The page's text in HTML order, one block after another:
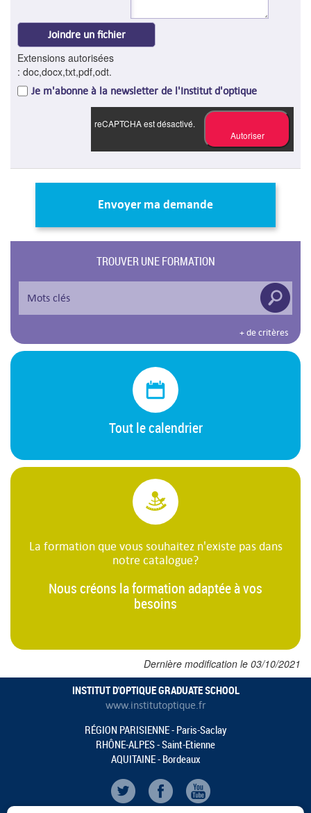
Joindre un fichier
Extensions autorisées
: doc,docx,txt,pdf,odt.
Je m'abonne à la newsletter de l'Institut d'optique
reCAPTCHA est désactivé.
Autoriser
Envoyer ma demande
TROUVER UNE FORMATION
+ de critères
Tout le calendrier
La formation que vous souhaitez n'existe pas dans
notre catalogue?
Nous créons la formation adaptée à vos
besoins
Dernière modification le 03/10/2021
INSTITUT D'OPTIQUE GRADUATE SCHOOL
www.institutoptique.fr
RÉGION PARISIENNE - Paris-Saclay
RHÔNE-ALPES - Saint-Etienne
AQUITAINE - Bordeaux